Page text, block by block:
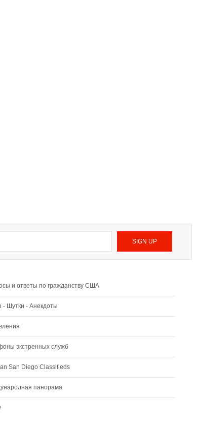
и ответы по гражданству США
Шутки - Анекдоты
экстренных служб
San Diego Classifieds
панорама